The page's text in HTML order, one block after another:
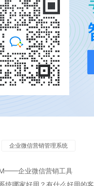
企业微信营销管理系统
企业微信营销工具
统哪家好用？有什么好用的